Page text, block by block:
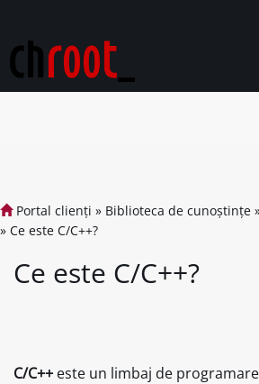
Portal clienți » Biblioteca de cunoștințe
» Ce este C/C++?
Ce este C/C++?
C/C++ este un limbaj de